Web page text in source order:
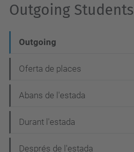
Outgoing Students
Outgoing
Oferta de places
Abans de l'estada
Durant l'estada
Després de l'estada